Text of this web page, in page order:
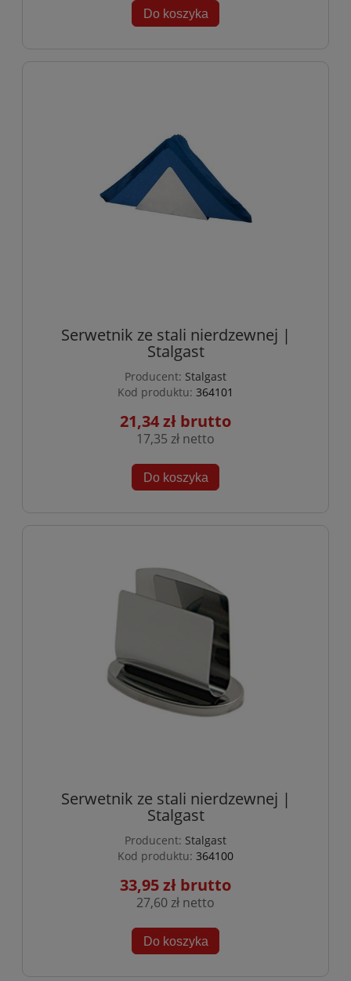
Do koszyka
Serwetnik ze stali nierdzewnej |
Stalgast
Producent: Stalgast
Kod produktu: 364101
21,34 zł
17,35 zł
Do koszyka
Serwetnik ze stali nierdzewnej |
Stalgast
Producent: Stalgast
Kod produktu: 364100
33,95 zł
27,60 zł
Do koszyka